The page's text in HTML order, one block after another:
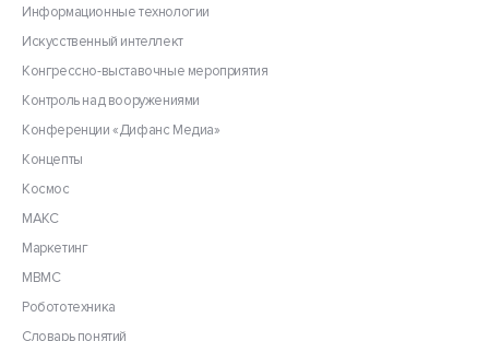
Информационные технологии
Искусственный интеллект
Конгрессно-выставочные мероприятия
Контроль над вооружениями
Конференции «Дифанс Медиа»
Концепты
Космос
МАКС
Маркетинг
МВМС
Робототехника
Словарь понятий